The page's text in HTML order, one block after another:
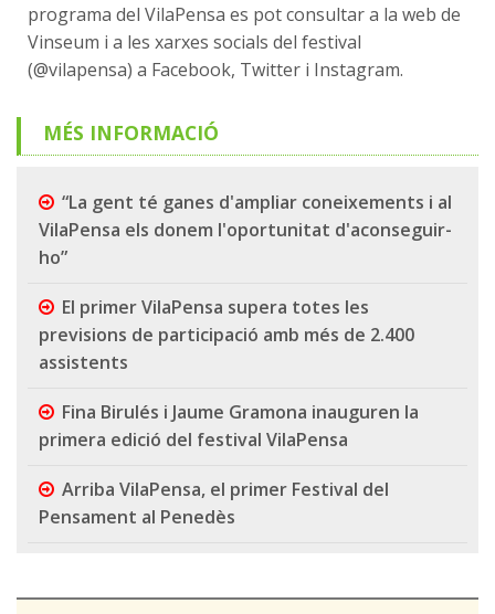
programa del VilaPensa es pot consultar a la web de
Vinseum i a les xarxes socials del festival
(@vilapensa) a Facebook, Twitter i Instagram.
MÉS INFORMACIÓ
“La gent té ganes d'ampliar coneixements i al
VilaPensa els donem l'oportunitat d'aconseguir-
ho”
El primer VilaPensa supera totes les
previsions de participació amb més de 2.400
assistents
Fina Birulés i Jaume Gramona inauguren la
primera edició del festival VilaPensa
Arriba VilaPensa, el primer Festival del
Pensament al Penedès